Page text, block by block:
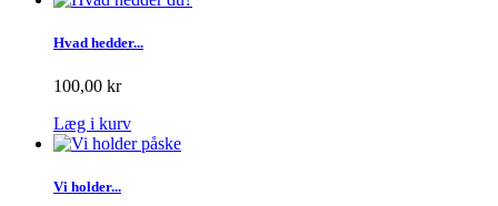
Hvad hedder...
100,00 kr
Læg i kurv
Vi holder...